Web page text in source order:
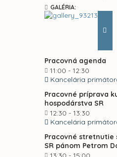
GALÉRIA:
Pracovná agenda
11:00 - 12:30
Kancelária
Pracovné príprava
hospodárstva SR
12:30 - 13:30
Kancelária
Pracovné stretnutie
SR pánom Petrom